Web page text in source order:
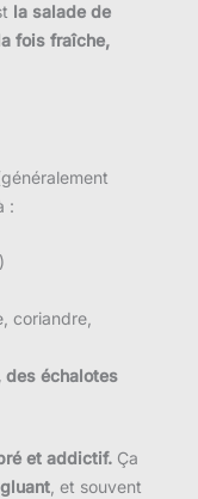
la salade de
fois fraîche,
:
coriandre,
des échalotes
et addictif. Ça
, et souvent